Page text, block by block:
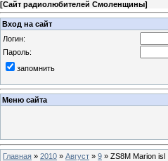
[Сайт радиолюбителей Смоленщины]
Вход на сайт
Логин:
Пароль:
запомнить
Меню сайта
Главная » 2010 » Август » 9 » ZS8M Marion isl